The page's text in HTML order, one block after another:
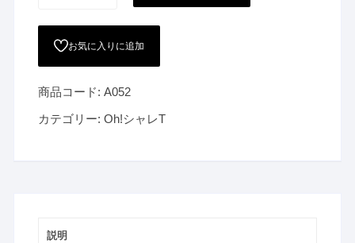
た
個
お気に入りに追加
商品コード:A052
カテゴリー:Oh!シャレT
説明